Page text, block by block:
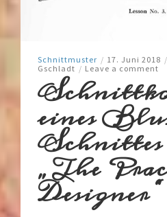
Schnittmuster / 17. Juni 2018 /
Gschladt / Leave a comment
eines
Schnittes
„The
Designer“